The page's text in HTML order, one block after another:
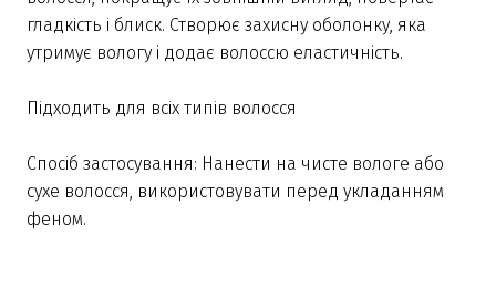
гладкість і блиск. Створює захисну оболонку, яка
утримує вологу і додає волоссю еластичність.
Підходить для всіх типів волосся
Спосіб застосування: Нанести на чисте вологе або
сухе волосся, використовувати перед укладанням
феном.